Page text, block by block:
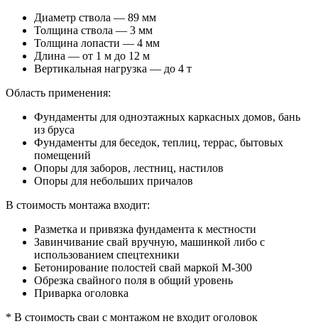
Диаметр ствола — 89 мм
Толщина ствола — 3 мм
Толщина лопасти — 4 мм
Длина — от 1 м до 12 м
Вертикальная нагрузка — до 4 т
Область применения:
Фундаменты для одноэтажных каркасных домов, бань
из бруса
Фундаменты для беседок, теплиц, террас, бытовых
помещений
Опоры для заборов, лестниц, настилов
Опоры для небольших причалов
В стоимость монтажа входит:
Разметка и привязка фундамента к местности
Завинчивание свай вручную, машинкой либо с
использованием спецтехники
Бетонирование полостей свай маркой М-300
Обрезка свайного поля в общий уровень
Приварка оголовка
* В стоимость сваи с монтажом не входит оголовок